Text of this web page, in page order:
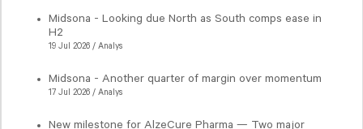
Midsona - Looking due North as South comps ease in
H2
19 Jul 2026 / Analys
Midsona - Another quarter of margin over momentum
17 Jul 2026 / Analys
New milestone for AlzeCure Pharma — Two major